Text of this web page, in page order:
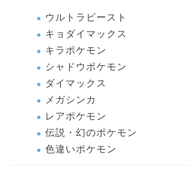
ウルトラビースト
キョダイマックス
キラポケモン
シャドウポケモン
ダイマックス
メガシンカ
レアポケモン
伝説・幻のポケモン
色違いポケモン